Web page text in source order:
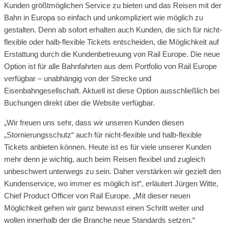
Kunden größtmöglichen Service zu bieten und das Reisen mit der
Bahn in Europa so einfach und unkompliziert wie möglich zu
gestalten. Denn ab sofort erhalten auch Kunden, die sich für nicht-
flexible oder halb-flexible Tickets entscheiden, die Möglichkeit auf
Erstattung durch die Kundenbetreuung von Rail Europe. Die neue
Option ist für alle Bahnfahrten aus dem Portfolio von Rail Europe
verfügbar – unabhängig von der Strecke und
Eisenbahngesellschaft. Aktuell ist diese Option ausschließlich bei
Buchungen direkt über die Website verfügbar.
„Wir freuen uns sehr, dass wir unseren Kunden diesen
„Stornierungsschutz“ auch für nicht-flexible und halb-flexible
Tickets anbieten können. Heute ist es für viele unserer Kunden
mehr denn je wichtig, auch beim Reisen flexibel und zugleich
unbeschwert unterwegs zu sein. Daher verstärken wir gezielt den
Kundenservice, wo immer es möglich ist“, erläutert Jürgen Witte,
Chief Product Officer von Rail Europe. „Mit dieser neuen
Möglichkeit gehen wir ganz bewusst einen Schritt weiter und
wollen innerhalb der die Branche neue Standards setzen.“